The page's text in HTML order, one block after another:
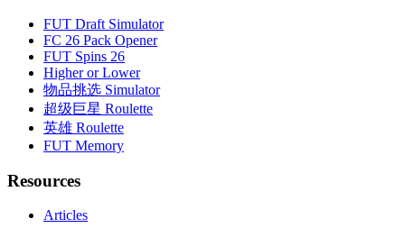
FUT Draft Simulator
FC 26 Pack Opener
FUT Spins 26
Higher or Lower
物品挑选 Simulator
超级巨星 Roulette
英雄 Roulette
FUT Memory
Resources
Articles